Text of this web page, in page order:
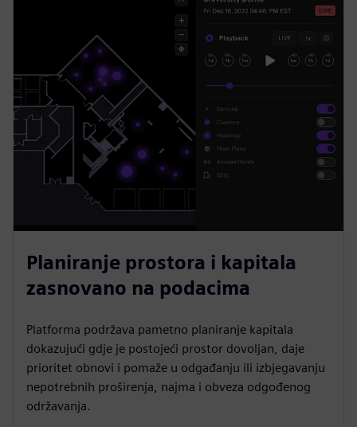
Planiranje prostora i kapitala
zasnovano na podacima
Platforma podržava pametno planiranje kapitala
dokazujući gdje je postojeći prostor dovoljan, daje
prioritet obnovi i pomaže u odgađanju ili izbjegavanju
nepotrebnih proširenja, najma i obveza odgođenog
održavanja.